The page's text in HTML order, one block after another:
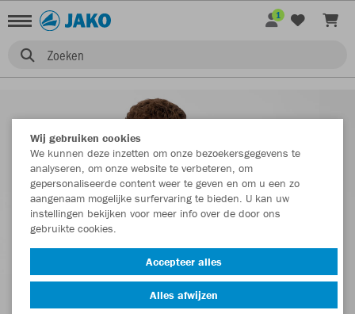
Zoeken
1
Wij gebruiken cookies
We kunnen deze inzetten om onze bezoekersgegevens te
analyseren, om onze website te verbeteren, om
gepersonaliseerde content weer te geven en om u een zo
aangenaam mogelijke surfervaring te bieden. U kan uw
instellingen bekijken voor meer info over de door ons
gebruikte cookies.
Accepteer alles
Alles afwijzen